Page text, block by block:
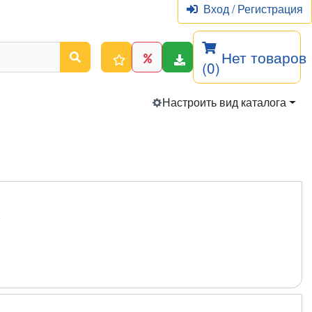
Вход/Регистрация
(0)Нет товаров
Настроить вид каталога